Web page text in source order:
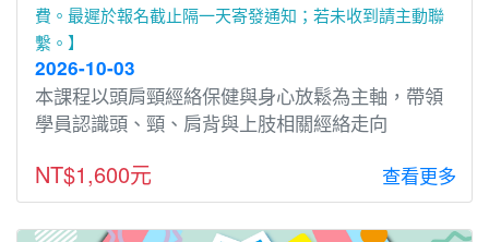
費。最遲於報名截止隔一天寄發通知；若未收到請主動聯
繫。】
2026-10-03
本課程以頭肩頸經絡保健與身心放鬆為主軸，帶領
學員認識頭、頸、肩背與上肢相關經絡走向
NT$1,600元 查看更多